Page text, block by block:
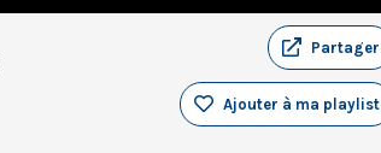
Partager
Ajouter à ma playlist